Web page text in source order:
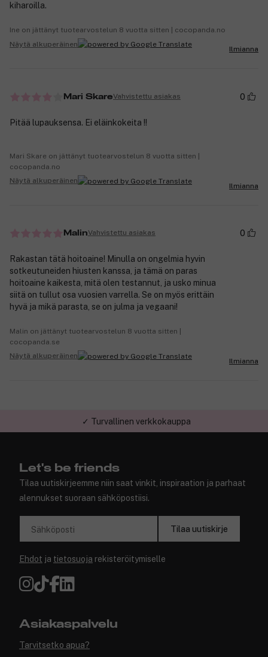
kiharoilla.
Ine on jättänyt tuotearvostelun 8 vuotta sitten | cocopanda.no
Näytä alkuperäinen
Ilmianna
Mari SkareVahvistettu asiakas 0
Pitää lupauksensa. Ei eläinkokeita !!
Mari Skare on jättänyt tuotearvostelun 8 vuotta sitten |
cocopanda.no
Näytä alkuperäinen
Ilmianna
MalinVahvistettu asiakas 0
Rakastan tätä hoitoaine! Minulla on ongelmia hyvin
sotkeutuneiden hiusten kanssa, ja tämä on paras
hoitoaine kaikesta, mitä olen testannut, ja usko minua
siitä on tullut osa vuosien varrella. Se on myös erittäin
hyvä ja mikä parasta, se on julma ja vegaani!
Malin on jättänyt tuotearvostelun 8 vuotta sitten |
cocopanda.se
Näytä alkuperäinen
Ilmianna
✓ Turvallinen verkkokauppa
Let's be friends
Tilaa uutiskirjeemme niin saat vinkit, inspiraation ja parhaat
alennukset suoraan sähköpostiisi.
Sähköposti Tilaa uutiskirje
Ehdot ja tietosuoja rekisteröitymiselle
Asiakaspalvelu
Tarvitsetko apua?